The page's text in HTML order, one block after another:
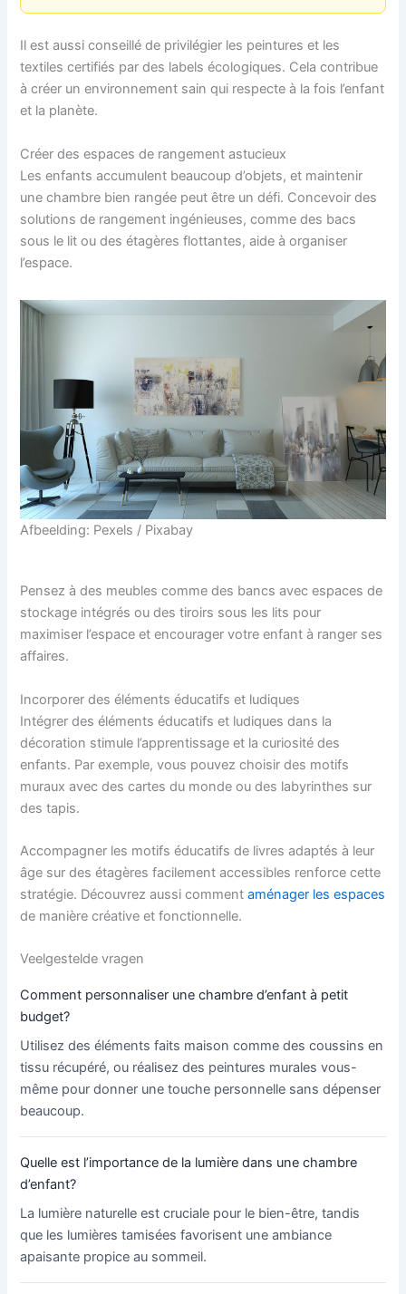
Il est aussi conseillé de privilégier les peintures et les
textiles certifiés par des labels écologiques. Cela contribue
à créer un environnement sain qui respecte à la fois l’enfant
et la planète.
Créer des espaces de rangement astucieux
Les enfants accumulent beaucoup d’objets, et maintenir
une chambre bien rangée peut être un défi. Concevoir des
solutions de rangement ingénieuses, comme des bacs
sous le lit ou des étagères flottantes, aide à organiser
l’espace.
Afbeelding: Pexels / Pixabay
Pensez à des meubles comme des bancs avec espaces de
stockage intégrés ou des tiroirs sous les lits pour
maximiser l’espace et encourager votre enfant à ranger ses
affaires.
Incorporer des éléments éducatifs et ludiques
Intégrer des éléments éducatifs et ludiques dans la
décoration stimule l’apprentissage et la curiosité des
enfants. Par exemple, vous pouvez choisir des motifs
muraux avec des cartes du monde ou des labyrinthes sur
des tapis.
Accompagner les motifs éducatifs de livres adaptés à leur
âge sur des étagères facilement accessibles renforce cette
stratégie. Découvrez aussi commentaménager les espaces
de manière créative et fonctionnelle.
Veelgestelde vragen
Comment personnaliser une chambre d’enfant à petit
budget?
Utilisez des éléments faits maison comme des coussins en
tissu récupéré, ou réalisez des peintures murales vous-
même pour donner une touche personnelle sans dépenser
beaucoup.
Quelle est l’importance de la lumière dans une chambre
d’enfant?
La lumière naturelle est cruciale pour le bien-être, tandis
que les lumières tamisées favorisent une ambiance
apaisante propice au sommeil.